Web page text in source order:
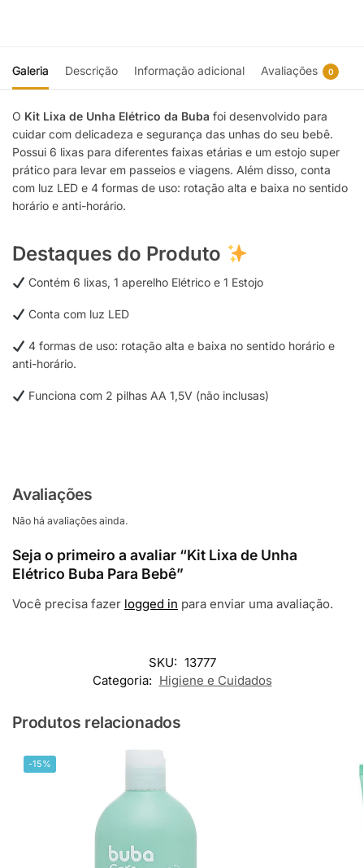
Galeria Descrição Informação adicional Avaliações 0
O Kit Lixa de Unha Elétrico da Buba foi desenvolvido para
cuidar com delicadeza e segurança das unhas do seu bebê.
Possui 6 lixas para diferentes faixas etárias e um estojo super
prático para levar em passeios e viagens. Além disso, conta
com luz LED e 4 formas de uso: rotação alta e baixa no sentido
horário e anti-horário.
Destaques do Produto
Contém 6 lixas, 1 aperelho Elétrico e 1 Estojo
Conta com luz LED
4 formas de uso: rotação alta e baixa no sentido horário e
anti-horário.
Funciona com 2 pilhas AA 1,5V (não inclusas)
Avaliações
Não há avaliações ainda.
Seja o primeiro a avaliar “Kit Lixa de Unha
Elétrico Buba Para Bebê”
Você precisa fazer logged in para enviar uma avaliação.
SKU: 13777
Categoria: Higiene e Cuidados
Produtos relacionados
-15%